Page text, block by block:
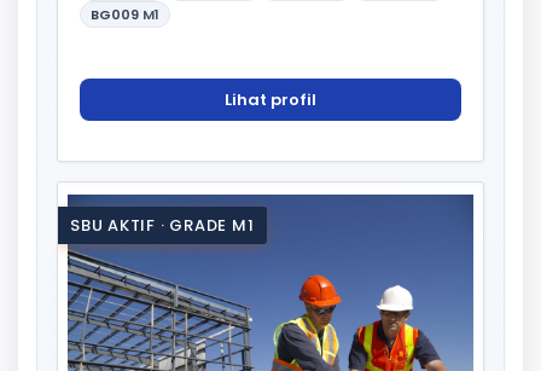
BG009 M1
Lihat profil
SBU AKTIF · GRADE M1